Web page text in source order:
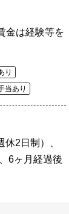
金は経験等を
り
当あり
2日制）、
6ヶ月経過後